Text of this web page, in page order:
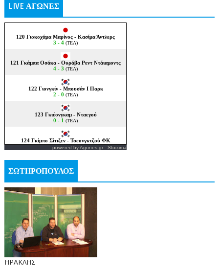
LIVE ΑΓΩΝΕΣ
powered byAgones.gr- Stoixima
ΣΩΤΗΡΟΠΟΥΛΟΣ
ΗΡΑΚΛΗΣ